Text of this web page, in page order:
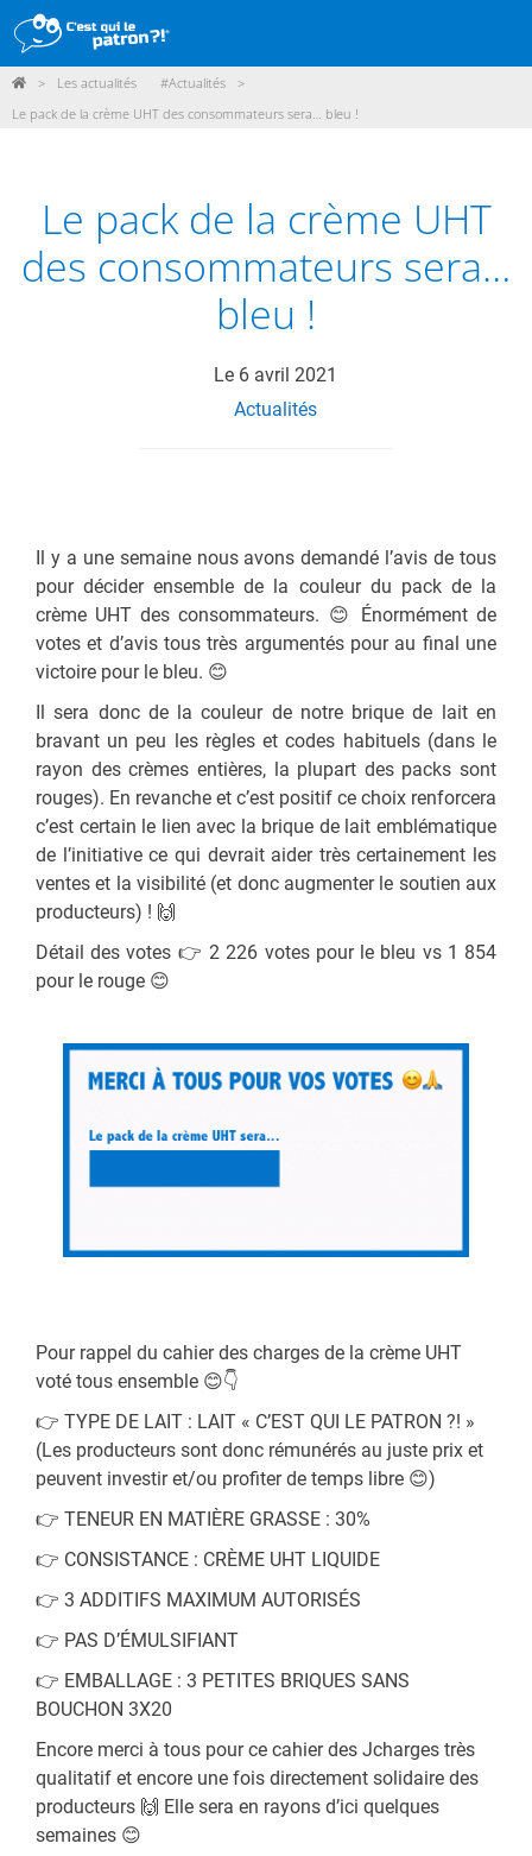
DÉMARCHE
POINTS DE VENTE
PARTICIPER
ACTUALITÉS
ME CONNECTER / ADHÉRER
> Les actualités #Actualités
>
Le pack de la crème UHT des consommateurs sera… bleu !
Le pack de la crème UHT
des consommateurs sera…
bleu !
Le 6 avril 2021
Actualités
Il y a une semaine nous avons demandé l’avis de tous
pour décider ensemble de la couleur du pack de la
crème UHT des consommateurs. 😊 Énormément de
votes et d’avis tous très argumentés pour au final une
victoire pour le bleu. 😊
Il sera donc de la couleur de notre brique de lait en
bravant un peu les règles et codes habituels (dans le
rayon des crèmes entières, la plupart des packs sont
rouges). En revanche et c’est positif ce choix renforcera
c’est certain le lien avec la brique de lait emblématique
de l’initiative ce qui devrait aider très certainement les
ventes et la visibilité (et donc augmenter le soutien aux
producteurs) ! 🙌
Détail des votes 👉 2 226 votes pour le bleu vs 1 854
pour le rouge 😊
Pour rappel du cahier des charges de la crème UHT
voté tous ensemble 😊👇
👉 TYPE DE LAIT : LAIT « C’EST QUI LE PATRON ?! »
(Les producteurs sont donc rémunérés au juste prix et
peuvent investir et/ou profiter de temps libre 😊)
👉 TENEUR EN MATIÈRE GRASSE : 30%
👉 CONSISTANCE : CRÈME UHT LIQUIDE
👉 3 ADDITIFS MAXIMUM AUTORISÉS
👉 PAS D’ÉMULSIFIANT
👉 EMBALLAGE : 3 PETITES BRIQUES SANS
BOUCHON 3X20
Encore merci à tous pour ce cahier des Jcharges très
qualitatif et encore une fois directement solidaire des
producteurs 🙌 Elle sera en rayons d’ici quelques
semaines 😊